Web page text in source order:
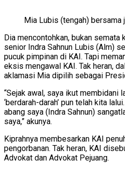
Mia Lubis (tengah) bersama
Dia mencontohkan, bukan semata
senior Indra Sahnun Lubis (Alm)
pucuk pimpinan di KAI. Tapi
eksis mengawal KAI. Tak heran,
aklamasi Mia dipilih sebagai
“Sejak awal, saya ikut membidani
‘berdarah-darah’ pun telah kita
abang saya (Indra Sahnun)
saya,” akunya.
Kiprahnya membesarkan KAI
pengorbanan. Tak heran, KAI
Advokat dan Advokat Pejuang.